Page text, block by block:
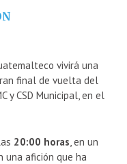
vivirá una
final de vuelta del
y CSD Municipal, en el
20:00 horas , en un
una afición que ha